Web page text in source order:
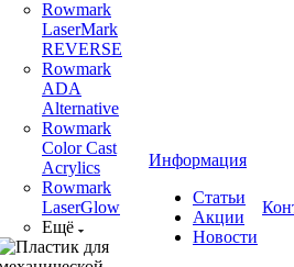
Rowmark
LaserMark
REVERSE
Rowmark
ADA
Alternative
Rowmark
Color Cast
Acrylics
Rowmark
LaserGlow
Ещё
Информация
Статьи
Акции
Новости